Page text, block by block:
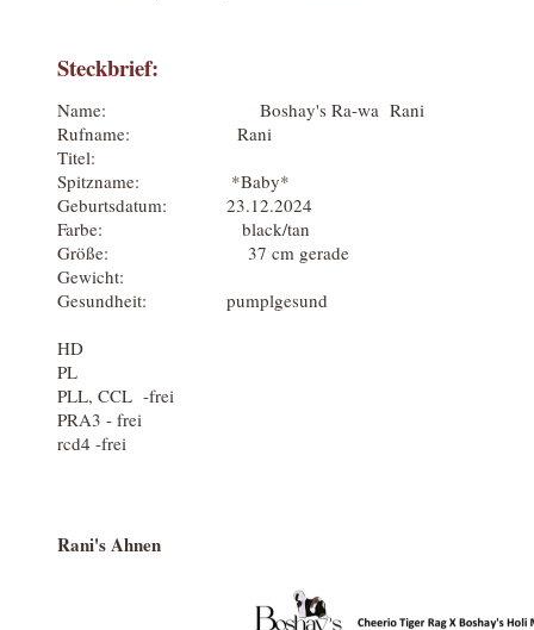
Steckbrief:
Name: Boshay's Ra-wa Rani
Rufname: Rani
Titel:
Spitzname: *Baby*
Geburtsdatum: 23.12.2024
Farbe: black/tan
Größe: 37 cm gerade
Gewicht:
Gesundheit: pumplgesund
HD
PL
PLL, CCL -frei
PRA3 - frei
rcd4 -frei
Rani's Ahnen